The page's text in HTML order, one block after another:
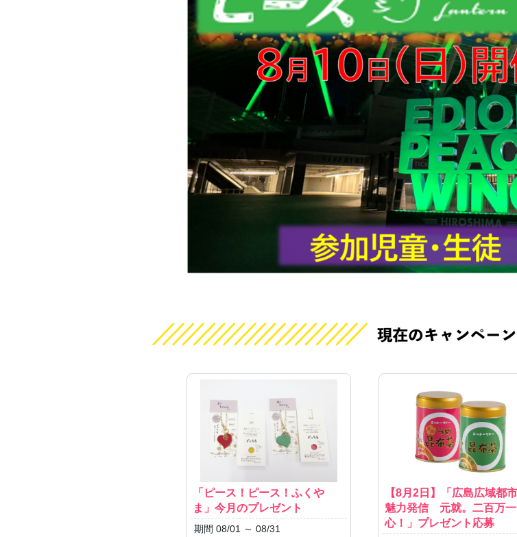
「ピース！ピース！ふくや
ま」今月のプレゼント
期間 08/01 ～ 08/31
【8月2日】「広島広域都
魅力発信 元就。二百万一
心！」プレゼント応募